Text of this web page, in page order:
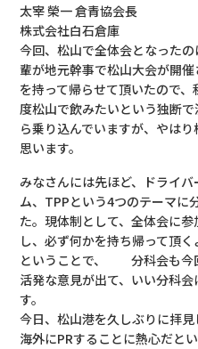
太宰 榮一 倉青協会長
株式会社白石倉庫
今回、松山で全体会となった
輩が地元幹事で松山大会が開
を持って帰らせて頂いたの
度松山で飲みたいという独断
ら乗り込んでいますが、やは
思います。
みなさんには先ほど、ドライ
ム、TPPという4つのテーマに
た。現体制として、全体会に
し、必ず何かを持ち帰って頂
ということで、 分科会も今
活発な意見が出て、いい分科
す。
今日、松山港を久しぶりに拝
海外にPRすることに熱心だと